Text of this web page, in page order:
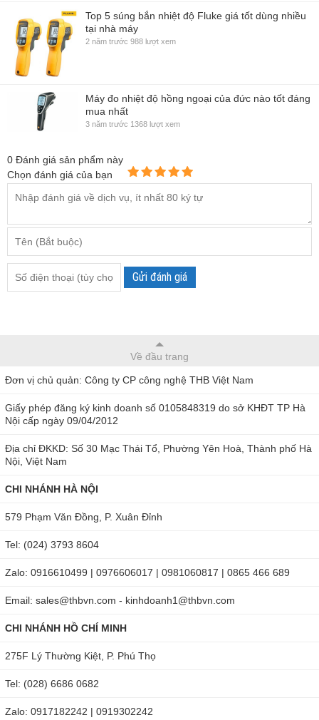
Top 5 súng bắn nhiệt độ Fluke giá tốt dùng nhiều
tại nhà máy
2 năm trước 988 lượt xem
Máy đo nhiệt độ hồng ngoại của đức nào tốt đáng
mua nhất
3 năm trước 1368 lượt xem
0 Đánh giá sản phẩm này
Chọn đánh giá của bạn
Gửi đánh giá
Về đầu trang
Đơn vị chủ quản: Công ty CP công nghệ THB Việt Nam
Giấy phép đăng ký kinh doanh số 0105848319 do sở KHĐT TP Hà
Nội cấp ngày 09/04/2012
Địa chỉ ĐKKD: Số 30 Mạc Thái Tổ, Phường Yên Hoà, Thành phố Hà
Nội, Việt Nam
CHI NHÁNH HÀ NỘI
579 Phạm Văn Đồng, P. Xuân Đỉnh
Tel: (024) 3793 8604
Zalo: 0916610499 | 0976606017 | 0981060817 | 0865 466 689
Email: sales@thbvn.com - kinhdoanh1@thbvn.com
CHI NHÁNH HỒ CHÍ MINH
275F Lý Thường Kiệt, P. Phú Thọ
Tel: (028) 6686 0682
Zalo: 0917182242 | 0919302242